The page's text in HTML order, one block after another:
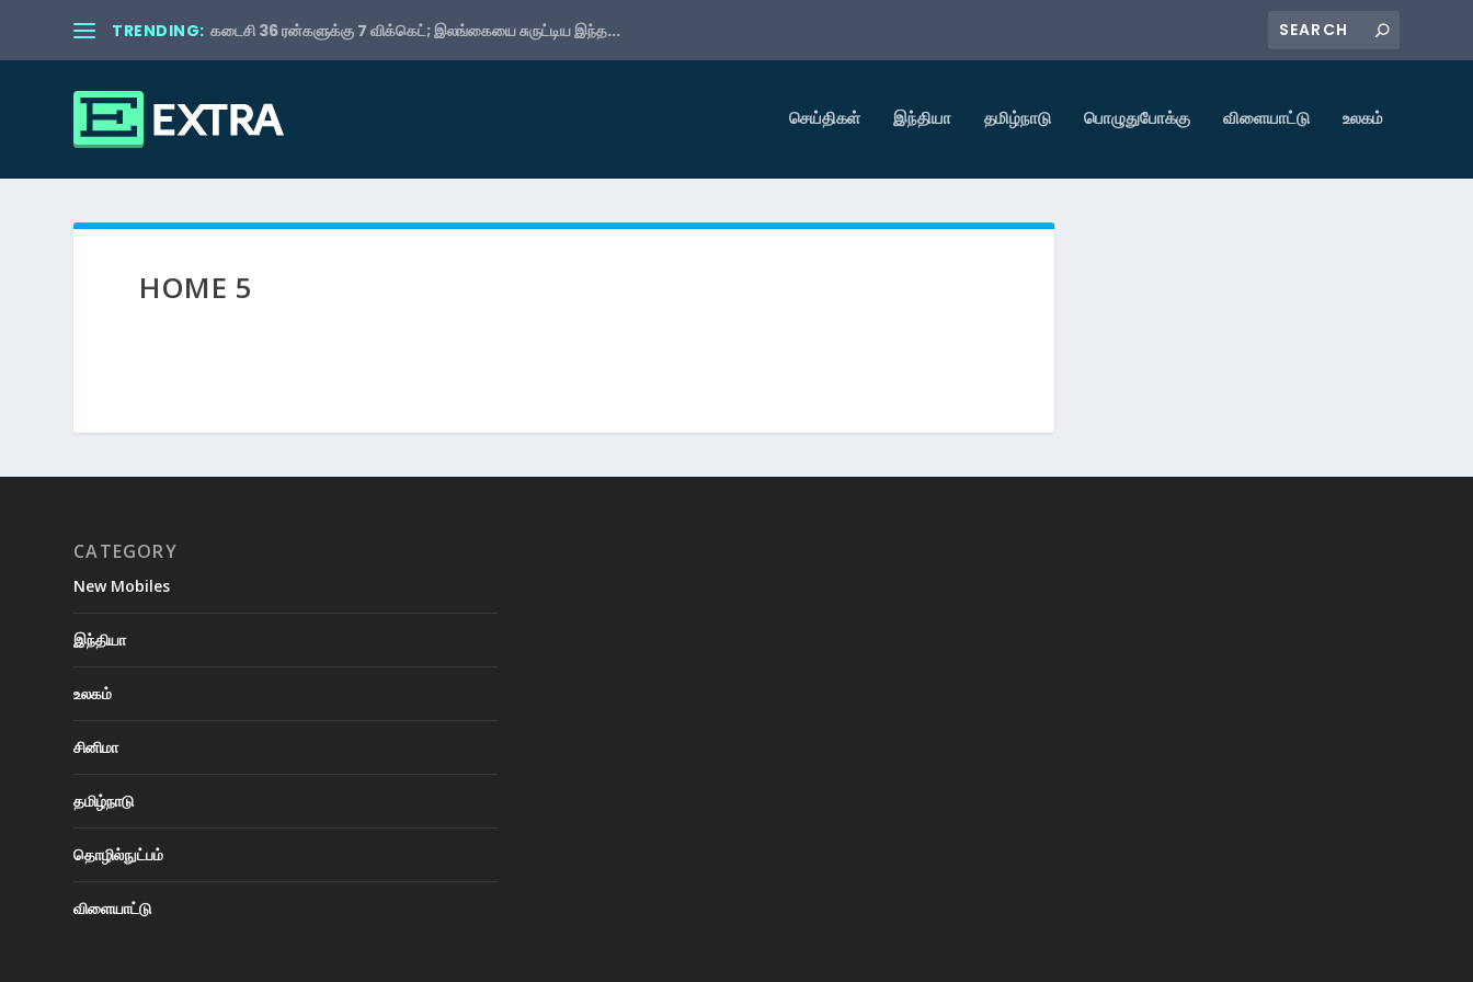
TRENDING: கடைசி 36 ரன்களுக்கு 7 விக்கெட்; இலங்கையை சுருட்டிய இந்த...
செய்திகள் இந்தியா தமிழ்நாடு பொழுதுபோக்கு விளையாட்டு உலகம்
HOME 5
CATEGORY
New Mobiles
இந்தியா
உலகம்
சினிமா
தமிழ்நாடு
தொழில்நுட்பம்
விளையாட்டு